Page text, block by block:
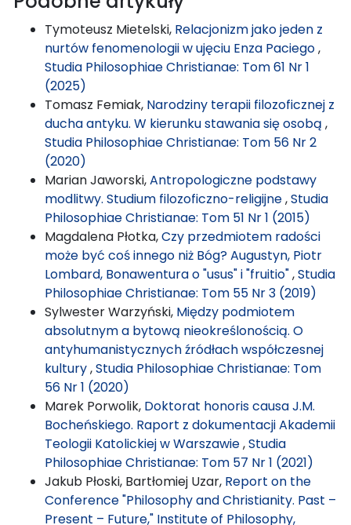
Tymoteusz Mietelski, Relacjonizm jako jeden z
nurtów fenomenologii w ujęciu Enza Paciego,
Studia Philosophiae Christianae: Tom 61 Nr 1
(2025)
Tomasz Femiak, Narodziny terapii filozoficznej z
ducha antyku. W kierunku stawania się osobą ,
Studia Philosophiae Christianae: Tom 56 Nr 2
(2020)
Marian Jaworski,Antropologiczne podstawy
modlitwy. Studium filozoficzno-religijne,Studia
Philosophiae Christianae: Tom 51 Nr 1 (2015)
Magdalena Płotka,Czy przedmiotem radości
może być coś innego niż Bóg? Augustyn, Piotr
Lombard, Bonawentura o "usus" i "fruitio",Studia
Philosophiae Christianae: Tom 55 Nr 3 (2019)
Sylwester Warzyński, Między podmiotem
absolutnym a bytową nieokreślonością. O
antyhumanistycznych źródłach współczesnej
kultury,Studia Philosophiae Christianae: Tom
56 Nr 1 (2020)
Marek Porwolik, Doktorat honoris causa J.M.
Bocheńskiego. Raport z dokumentacji Akademii
Teologii Katolickiej w Warszawie,Studia
Philosophiae Christianae: Tom 57 Nr 1 (2021)
Jakub Płoski, Bartłomiej Uzar, Report on the
Conference "Philosophy and Christianity. Past –
Present – Future," Institute of Philosophy,